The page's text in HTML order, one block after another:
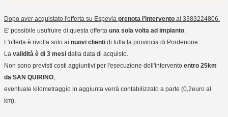
Dopo aver acquistato l'offerta su Espevia prenota l'intervento al 3383224806.
E' possibile usufruire di questa offerta una sola volta ad impianto.
L'offerta è rivolta solo ai nuovi clienti di tutta la provincia di Pordenone.
La validità è di 3 mesi dalla data di acquisto.
Non sono previsti costi aggiuntivi per l'esecuzione dell'intervento entro 25km
da SAN QUIRINO,
eventuale kilometraggio in aggiunta verrà contabilizzato a parte (0,2euro al
km).